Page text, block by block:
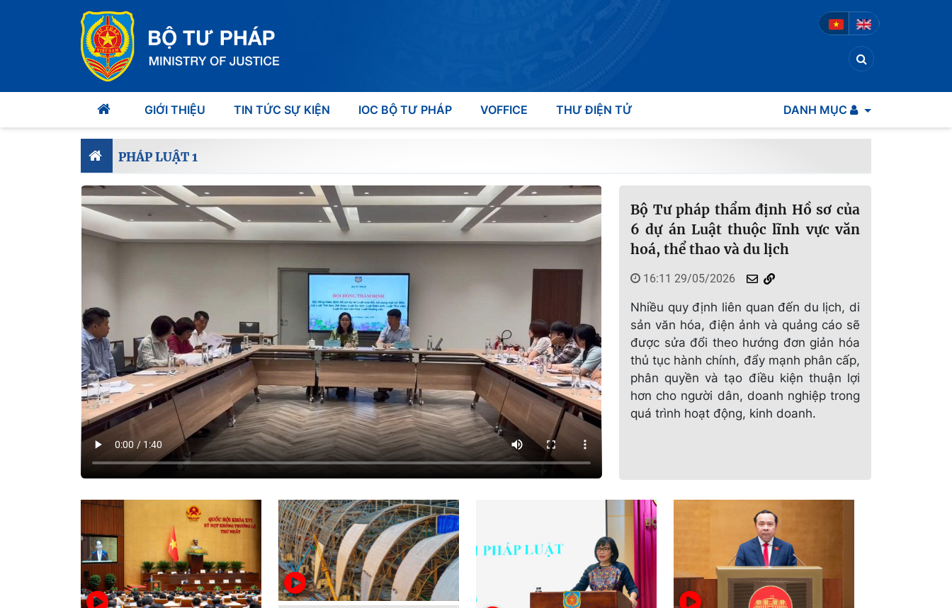
GIỚI THIỆU TIN TỨC SỰ KIỆN IOC BỘ TƯ PHÁP VOFFICE THƯ ĐIỆN TỬ DANH MỤC
PHÁP LUẬT 1
Bộ Tư pháp thẩm định Hồ sơ của
6 dự án Luật thuộc lĩnh vực văn
hoá, thể thao và du lịch
16:11 29/05/2026
Nhiều quy định liên quan đến du lịch, di
sản văn hóa, điện ảnh và quảng cáo sẽ
được sửa đổi theo hướng đơn giản hóa
thủ tục hành chính, đẩy mạnh phân cấp,
phân quyền và tạo điều kiện thuận lợi
hơn cho người dân, doanh nghiệp trong
quá trình hoạt động, kinh doanh.